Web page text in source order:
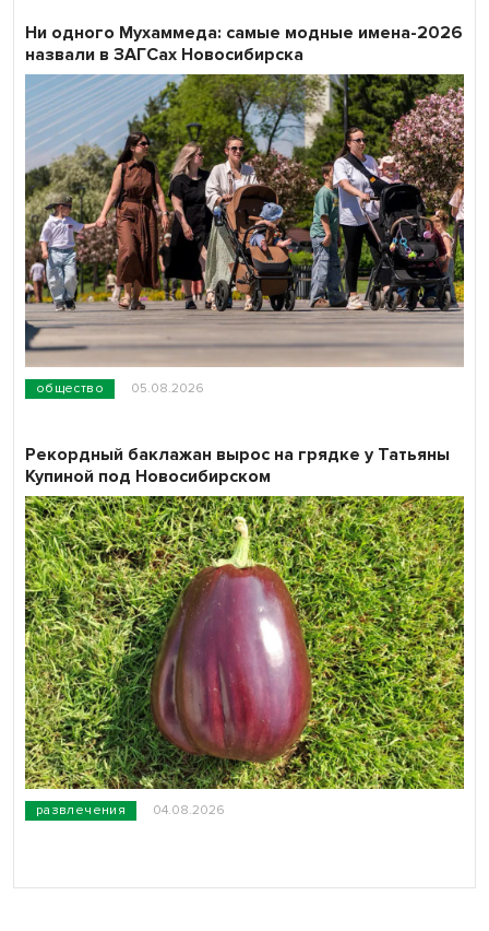
общество 05.08.2026
Ни одного Мухаммеда: самые модные имена-2026
назвали в ЗАГСах Новосибирска
развлечения 04.08.2026
Рекордный баклажан вырос на грядке у Татьяны
Купиной под Новосибирском